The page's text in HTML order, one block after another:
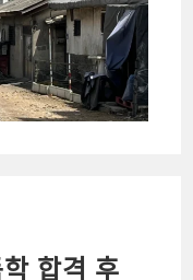
합격 후